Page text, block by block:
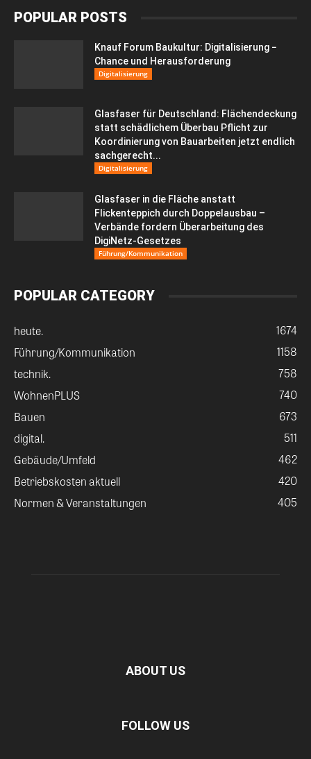
POPULAR POSTS
Knauf Forum Baukultur: Digitalisierung −
Chance und Herausforderung
Digitalisierung
Glasfaser für Deutschland: Flächendeckung
statt schädlichem Überbau Pflicht zur
Koordinierung von Bauarbeiten jetzt endlich
sachgerecht...
Digitalisierung
Glasfaser in die Fläche anstatt
Flickenteppich durch Doppelausbau –
Verbände fordern Überarbeitung des
DigiNetz-Gesetzes
Führung/Kommunikation
POPULAR CATEGORY
heute.
1674
Führung/Kommunikation
1158
technik.
758
WohnenPLUS
740
Bauen
673
digital.
511
Gebäude/Umfeld
462
Betriebskosten aktuell
420
Normen & Veranstaltungen
405
ABOUT US
FOLLOW US